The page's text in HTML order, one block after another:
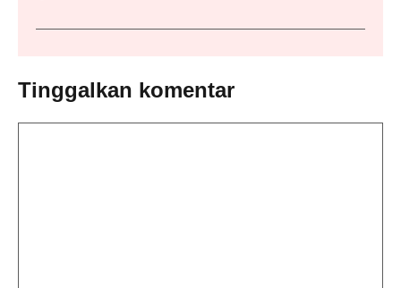
Tinggalkan komentar